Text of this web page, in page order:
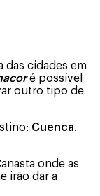
das cidades em
é possível
outro tipo de
Cuenca.
onde as
irão dar a